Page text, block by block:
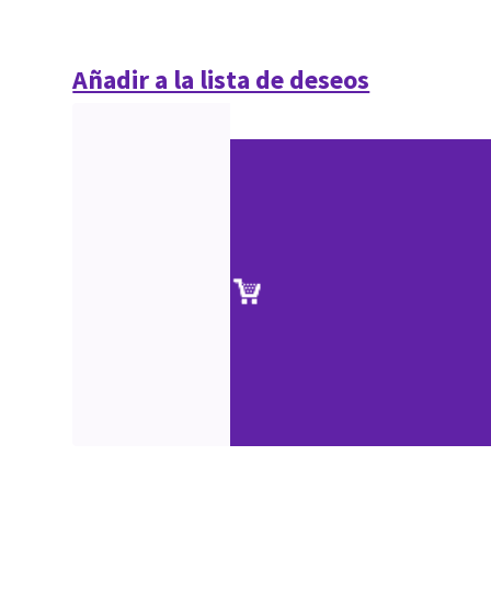
Añadir a la lista de deseos